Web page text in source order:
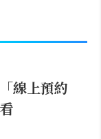
線上預約